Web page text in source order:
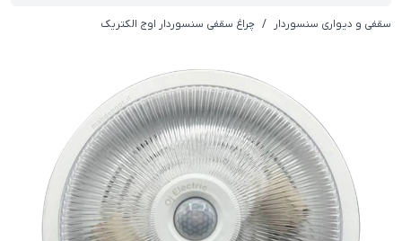
سقفی و دیواری سنسوردار / چراغ سقفی سنسوردار اوج الکتریک